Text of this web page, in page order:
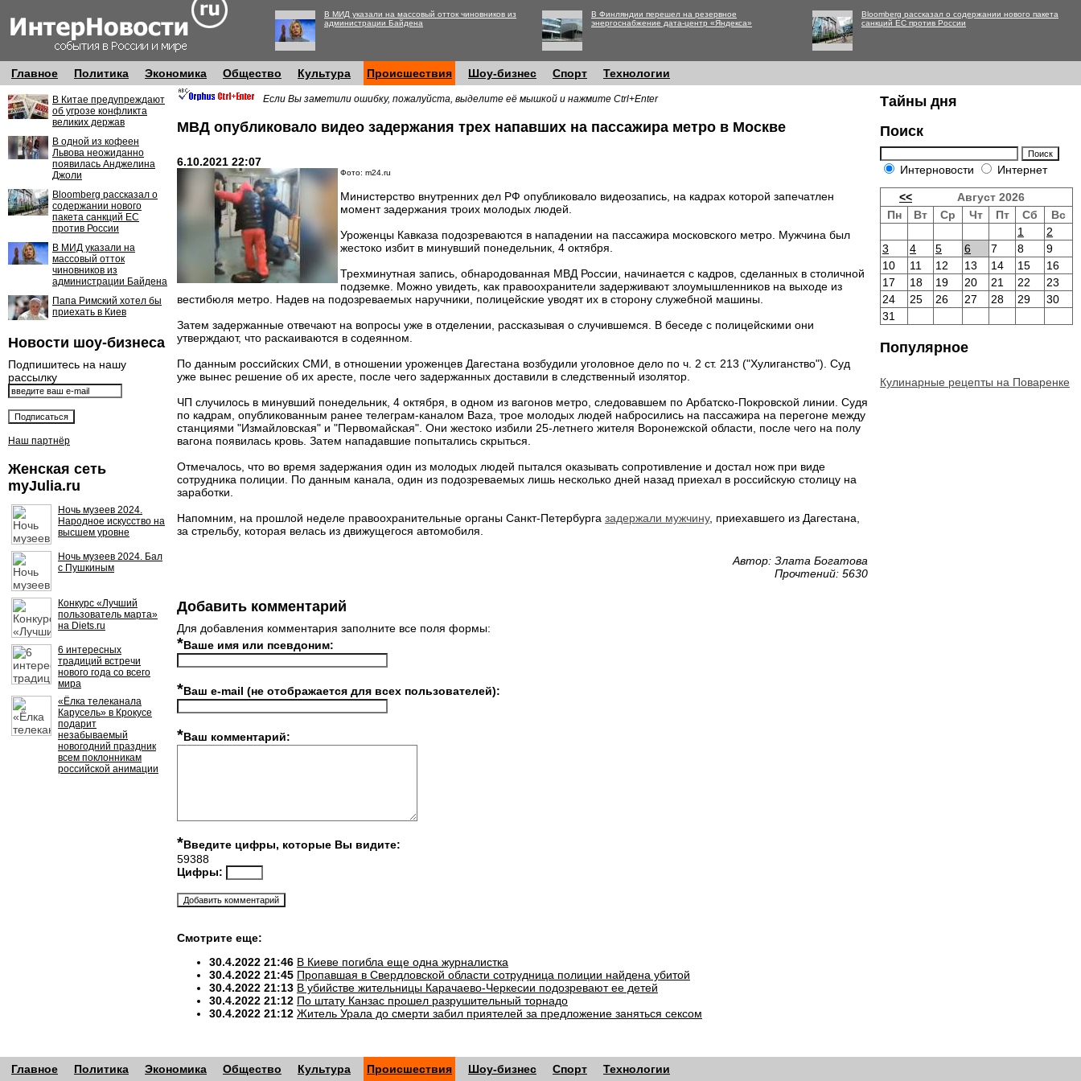
В МИД указали на массовый отток чиновников из
администрации Байдена
В Финляндии перешел на резервное
энергоснабжение дата-центр «Яндекса»
Bloomberg рассказал о содержании нового пакета
санкций ЕС против России
Главное Политика Экономика Общество Культура Происшествия Шоу-бизнес Спорт Технологии
В Китае предупреждают
об угрозе конфликта
великих держав
В одной из кофеен
Львова неожиданно
появилась Анджелина
Джоли
Bloomberg рассказал о
содержании нового
пакета санкций ЕС
против России
В МИД указали на
массовый отток
чиновников из
администрации Байдена
Папа Римский хотел бы
приехать в Киев
Новости шоу-бизнеса
Подпишитесь на нашу
рассылку
Наш партнёр
Женская сеть
myJulia.ru
Ночь музеев 2024.
Народное искусство на
высшем уровне
Ночь музеев 2024. Бал
с Пушкиным
Конкурс «Лучший
пользователь марта»
на Diets.ru
6 интересных
традиций встречи
нового года со всего
мира
«Ёлка телеканала
Карусель» в Крокусе
подарит
незабываемый
новогодний праздник
всем поклонникам
российской анимации
Если Вы заметили ошибку, пожалуйста, выделите её мышкой и нажмите Ctrl+Enter
МВД опубликовало видео задержания трех напавших на пассажира метро в Москве
6.10.2021 22:07
Фото: m24.ru
Министерство внутренних дел РФ опубликовало видеозапись, на кадрах которой запечатлен
момент задержания троих молодых людей.
Уроженцы Кавказа подозреваются в нападении на пассажира московского метро. Мужчина был
жестоко избит в минувший понедельник, 4 октября.
Трехминутная запись, обнародованная МВД России, начинается с кадров, сделанных в столичной
подземке. Можно увидеть, как правоохранители задерживают злоумышленников на выходе из
вестибюля метро. Надев на подозреваемых наручники, полицейские уводят их в сторону служебной машины.
Затем задержанные отвечают на вопросы уже в отделении, рассказывая о случившемся. В беседе с полицейскими они
утверждают, что раскаиваются в содеянном.
По данным российских СМИ, в отношении уроженцев Дагестана возбудили уголовное дело по ч. 2 ст. 213 ("Хулиганство"). Суд
уже вынес решение об их аресте, после чего задержанных доставили в следственный изолятор.
ЧП случилось в минувший понедельник, 4 октября, в одном из вагонов метро, следовавшем по Арбатско-Покровской линии. Судя
по кадрам, опубликованным ранее телеграм-каналом Baza, трое молодых людей набросились на пассажира на перегоне между
станциями "Измайловская" и "Первомайская". Они жестоко избили 25-летнего жителя Воронежской области, после чего на полу
вагона появилась кровь. Затем нападавшие попытались скрыться.
Отмечалось, что во время задержания один из молодых людей пытался оказывать сопротивление и достал нож при виде
сотрудника полиции. По данным канала, один из подозреваемых лишь несколько дней назад приехал в российскую столицу на
заработки.
Напомним, на прошлой неделе правоохранительные органы Санкт-Петербурга задержали мужчину, приехавшего из Дагестана,
за стрельбу, которая велась из движущегося автомобиля.
Автор: Злата Богатова
Прочтений: 5630
Добавить комментарий
Для добавления комментария заполните все поля формы:
*Ваше имя или псевдоним:
*Ваш e-mail (не отображается для всех пользователей):
*Ваш комментарий:
*Введите цифры, которые Вы видите:
59388
Цифры:
Смотрите еще:
30.4.2022 21:46 В Киеве погибла еще одна журналистка
30.4.2022 21:45 Пропавшая в Свердловской области сотрудница полиции найдена убитой
30.4.2022 21:13 В убийстве жительницы Карачаево-Черкесии подозревают ее детей
30.4.2022 21:12 По штату Канзас прошел разрушительный торнадо
30.4.2022 21:12 Житель Урала до смерти забил приятелей за предложение заняться сексом
Тайны дня
Поиск
Интерновости Интернет
<<
Август 2026
Пн
Вт Ср Чт Пт Сб
Вс
1
2
3
4 5 6 7 8
9
10
11 12 13 14 15
16
17
18 19 20 21 22
23
24
25 26 27 28 29
30
31
Популярное
Кулинарные рецепты на Поваренке
Главное Политика Экономика Общество Культура Происшествия Шоу-бизнес Спорт Технологии